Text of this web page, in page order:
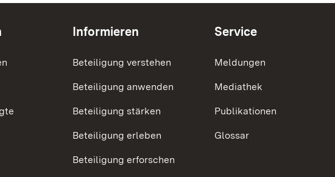
Informieren
Beteiligung verstehen
Beteiligung anwenden
Beteiligung stärken
Beteiligung erleben
Beteiligung erforschen
Service
Meldungen
Mediathek
Publikationen
Glossar